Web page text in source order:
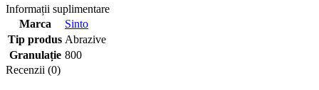
Informații suplimentare
Marca
Sinto
Tip produs Abrazive
Granulație 800
Recenzii (0)